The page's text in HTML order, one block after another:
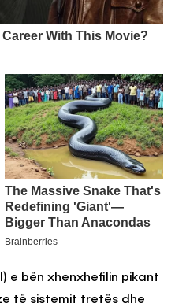
e bën xhenxhefilin pikant
të sistemit tretës dhe